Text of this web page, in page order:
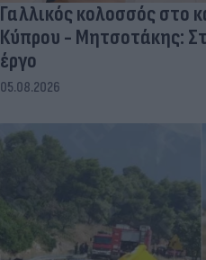
Γαλλικός κολοσσός στο
Κύπρου - Μητσοτάκης:
έργο
05.08.2026